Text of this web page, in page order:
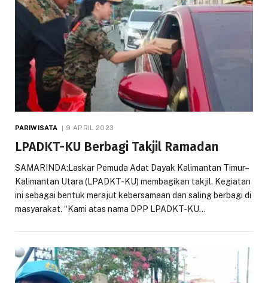
PARIWISATA 9 APRIL 2023
LPADKT-KU Berbagi Takjil Ramadan
SAMARINDA:Laskar Pemuda Adat Dayak Kalimantan Timur–
Kalimantan Utara (LPADKT-KU) membagikan takjil. Kegiatan
ini sebagai bentuk merajut kebersamaan dan saling berbagi di
masyarakat. “Kami atas nama DPP LPADKT-KU…